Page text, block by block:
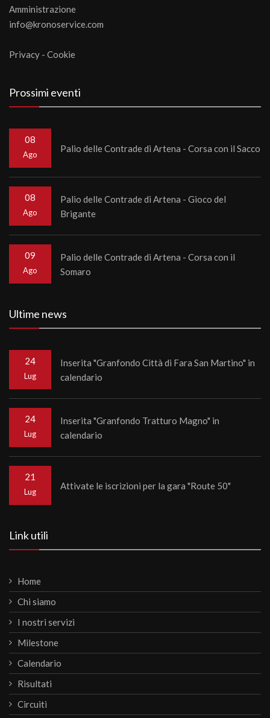
Amministrazione
info@kronoservice.com
Privacy - Cookie
Prossimi eventi
08
Ago
Palio delle Contrade di Artena - Corsa con il Sacco
08
Ago
Palio delle Contrade di Artena - Gioco del
Brigante
09
Ago
Palio delle Contrade di Artena - Corsa con il
Somaro
Ultime news
24
Lug
Inserita "Granfondo Città di Fara San Martino" in
calendario
24
Lug
Inserita "Granfondo Tratturo Magno" in
calendario
21
Lug
Attivate le iscrizioni per la gara "Route 50"
Link utili
Home
Chi siamo
I nostri servizi
Milestone
Calendario
Risultati
Circuiti